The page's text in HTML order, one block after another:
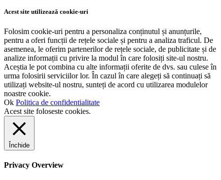
Acest site utilizează cookie-uri
Folosim cookie-uri pentru a personaliza conținutul și anunțurile,
pentru a oferi funcții de rețele sociale și pentru a analiza traficul. De
asemenea, le oferim partenerilor de rețele sociale, de publicitate și de
analize informații cu privire la modul în care folosiți site-ul nostru.
Aceștia le pot combina cu alte informații oferite de dvs. sau culese în
urma folosirii serviciilor lor. În cazul în care alegeți să continuați să
utilizați website-ul nostru, sunteți de acord cu utilizarea modulelor
noastre cookie.
Ok Politica de confidentialitate
Acest site foloseste cookies.
Închide
Privacy Overview